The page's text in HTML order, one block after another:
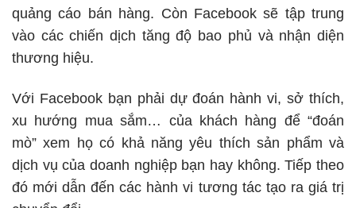
quảng cáo bán hàng. Còn Facebook sẽ tập trung
vào các chiến dịch tăng độ bao phủ và nhận diện
thương hiệu.
Với Facebook bạn phải dự đoán hành vi, sở thích,
xu hướng mua sắm… của khách hàng để “đoán
mò” xem họ có khả năng yêu thích sản phẩm và
dịch vụ của doanh nghiệp bạn hay không. Tiếp theo
đó mới dẫn đến các hành vi tương tác tạo ra giá trị